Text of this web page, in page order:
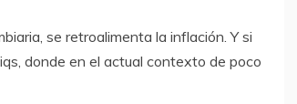
se retroalimenta la inflación. Y si
donde en el actual contexto de poco